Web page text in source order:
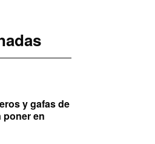
y gafas de
poner en